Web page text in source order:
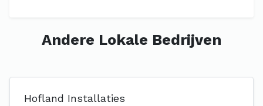
Andere Lokale Bedrijven
Hofland Installaties